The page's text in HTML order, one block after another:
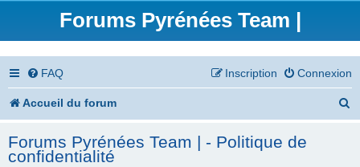
Forums Pyrénées Team |
FAQ Connexion
Inscription
Accueil du forum
Forums Pyrénées Team | - Politique de
confidentialité